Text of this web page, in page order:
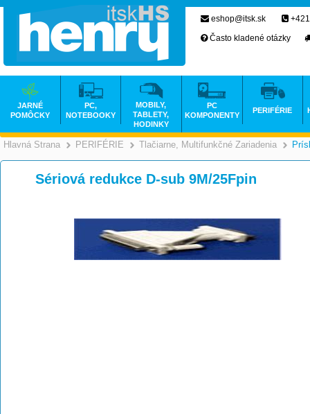
Hlavná Strana >
PERIFÉRIE >
Tlačiarne, Multifunkčné Zariadenia
Sériová redukce D-sub 9M/25Fpin
eshop@itsk.sk
Často kladené otázky
JARNÉ
POMÔCKY
PC,
NOTEBOOKY
MOBILY,
TABLETY,
HODINKY
PC
KOMPONENTY
PERIFÉRIE